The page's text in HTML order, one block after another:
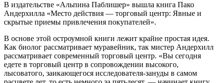
В издательстве «Альпина Паблишер» вышла книга Пако
Андерхилла «Место действия — торговый центр: Явные и
скрытые приемы привлечения покупателей».
В основе этой остроумной книги лежит крайне простая идея.
Как биолог рассматривает муравейник, так мистер Андерхилл
рассматривает современный торговый центр. «Вы сегодня
едете в торговый центр в сопровождении высокого,
лысоватого, заикающегося исследователя-зануды в самом